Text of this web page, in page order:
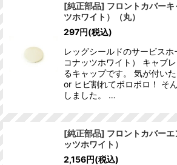
[純正部品] フロントカバーキ
ツホワイト）（丸）
297円(税込)
レッグシールドのサービスホ
コナッツホワイト） キャブ
るキャップです。 気が付い
or ヒビ割れてボロボロ！ そ
しました。 …
[純正部品] フロントカバー
ッツホワイト）
2,156円(税込)